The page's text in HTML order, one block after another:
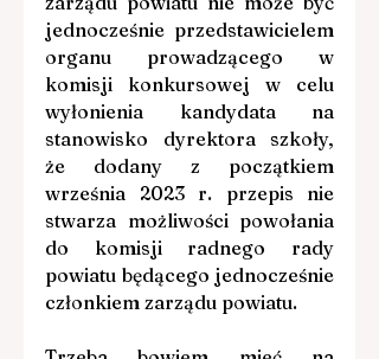
jednocześnie przedstawicielem
organu prowadzącego w
komisji konkursowej w celu
wyłonienia kandydata na
stanowisko dyrektora szkoły,
że dodany z początkiem
września 2023 r. przepis nie
stwarza możliwości powołania
do komisji radnego rady
powiatu będącego jednocześnie
członkiem zarządu powiatu.